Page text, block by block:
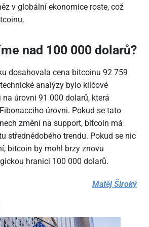
v globální ekonomice roste, což
nad 100 000 dolarů?
dosahovala cena bitcoinu 92 759
analýzy bylo klíčové
na úrovni 91 000 dolarů, která
úrovni. Pokud se tato
změní na support, bitcoin má
střednědobého trendu. Pokud se nic
bitcoin by mohl brzy znovu
hranici 100 000 dolarů.
Matěj Široký